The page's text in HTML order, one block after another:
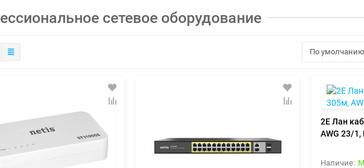
сетевое оборудование
2E Лан
AWG 23/